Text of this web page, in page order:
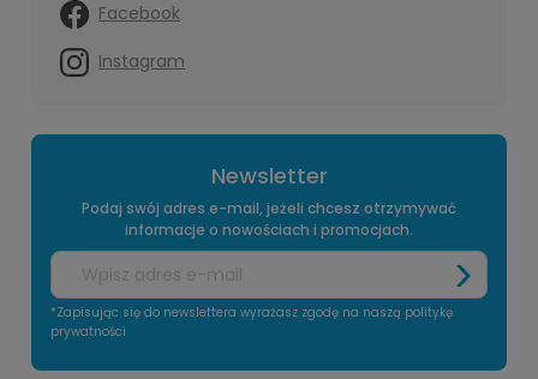
Facebook
Instagram
Newsletter
Podaj swój adres e-mail, jeżeli chcesz otrzymywać
informacje o nowościach i promocjach.
*Zapisując się do newslettera wyrażasz zgodę na naszą politykę
prywatności